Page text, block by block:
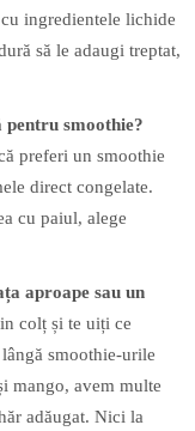
ingredientele lichide
să le adaugi treptat,
pentru smoothie?
preferi un smoothie
direct congelate.
cu paiul, alege
aproape sau un
colț și te uiți ce
lângă smoothie-urile
mango, avem multe
adăugat. Nici la